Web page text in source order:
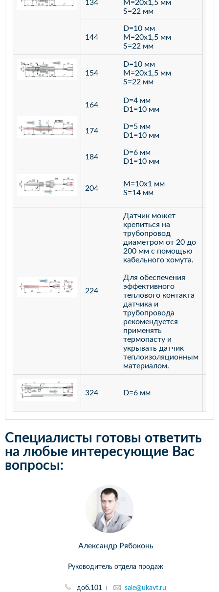
134
M=20х1,5 мм
S=22 мм
144
D=10 мм
M=20х1,5 мм
S=22 мм
154
D=10 мм
M=20х1,5 мм
S=22 мм
164
D=4 мм
D1=10 мм
174
D=5 мм
D1=10 мм
184
D=6 мм
D1=10 мм
204
M=10х1 мм
S=14 мм
224
Датчик может
крепиться на
трубопровод
диаметром от 20 до
200 мм с помощью
кабельного хомута.
Для обеспечения
эффективного
теплового контакта
датчика и
трубопровода
рекомендуется
применять
термопасту и
укрывать датчик
теплоизоляционным
материалом.
324 D=6 мм
Специалисты готовы ответить
на любые интересующие Вас
вопросы:
Александр Рябоконь
Руководитель отдела продаж
доб.101 sale@ukavt.ru